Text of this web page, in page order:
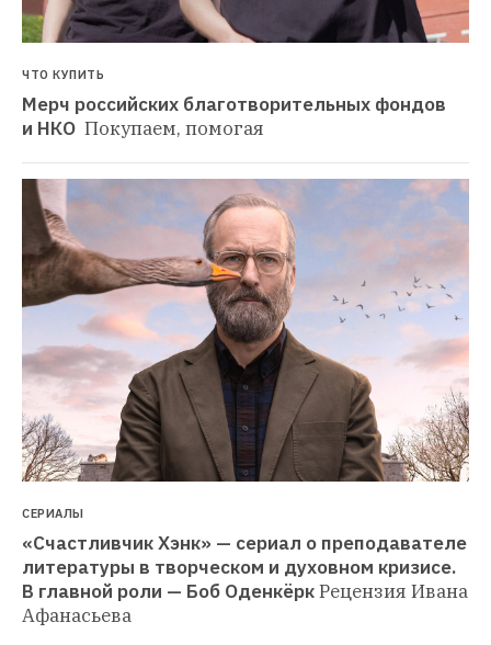
ЧТО КУПИТЬ
Мерч российских благотворительных фондов
и НКО Покупаем, помогая
СЕРИАЛЫ
«Счастливчик Хэнк» — сериал о преподавателе
литературы в творческом и духовном кризисе.
В главной роли — Боб ОденкёркРецензия Ивана
Афанасьева